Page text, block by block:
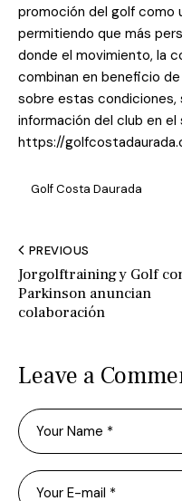
promoción del golf como
permitiendo que más
donde el movimiento, la
combinan en beneficio
sobre estas condiciones,
información del club en el
https://
Golf Costa Daurada
PREVIOUS
Jorgolftraining y Golf
Parkinson anuncian
colaboración
Leave a